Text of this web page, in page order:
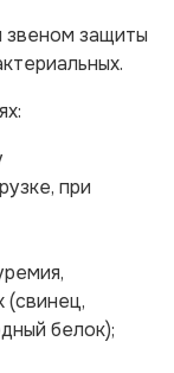
звеном защиты
при
(свинец,
белок);